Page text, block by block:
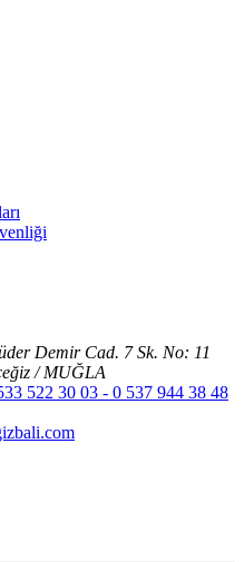
Demir Cad. 7 Sk. No: 11
/ MUĞLA
522 30 03 - 0 537 944 38 48